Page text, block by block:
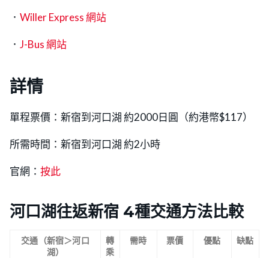
． Willer Express 網站
． J-Bus 網站
詳情
單程票價：新宿到河口湖 約2000日圓（約港幣$117）
所需時間：新宿到河口湖 約2小時
官網： 按此
河口湖往返新宿 4種交通方法比較
交通（新宿＞河口
湖）
轉
乘
需時 票價 優點 缺點